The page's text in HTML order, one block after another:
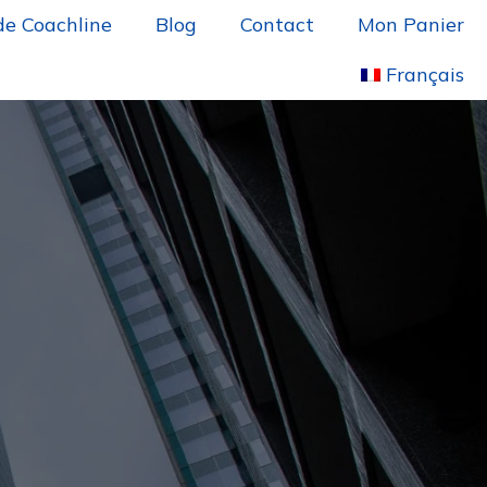
Coachline Blog Contact
Mon Panier
Français